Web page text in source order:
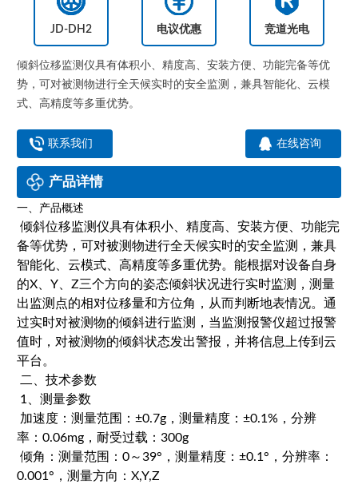
JD-DH2 电议优惠 竞道光电
倾斜位移监测仪具有体积小、精度高、安装方便、功能完备等优
势，可对被测物进行全天候实时的安全监测，兼具智能化、云模
式、高精度等多重优势。
在线咨询
联系我们
产品详情
一、产品概述
倾斜位移监测仪具有体积小、精度高、安装方便、功能完
备等优势，可对被测物进行全天候实时的安全监测，兼具
智能化、云模式、高精度等多重优势。能根据对设备自身
的X、Y、Z三个方向的姿态倾斜状况进行实时监测，测量
出监测点的相对位移量和方位角，从而判断地表情况。通
过实时对被测物的倾斜进行监测，当监测报警仪超过报警
值时，对被测物的倾斜状态发出警报，并将信息上传到云
平台。
二、技术参数
1、测量参数
加速度：测量范围：±0.7g，测量精度：±0.1%，分辨
率：0.06mg，耐受过载：300g
倾角：测量范围：0～39°，测量精度：±0.1°，分辨率：
0.001°，测量方向：X,Y,Z